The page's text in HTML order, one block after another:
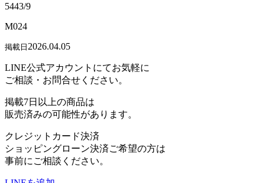
5443/9
M024
掲載日 2026.04.05
LINE公式アカウントにてお気軽に
ご相談・お問合せください。
掲載7日以上の商品は
販売済みの可能性があります。
クレジットカード決済
ショッピングローン決済ご希望の方は
事前にご相談ください。